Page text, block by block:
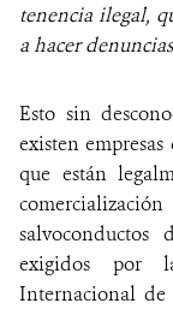
tenencia ilegal,
a hacer denuncias
Esto sin
existen
que están
exigidos por
Internacional de